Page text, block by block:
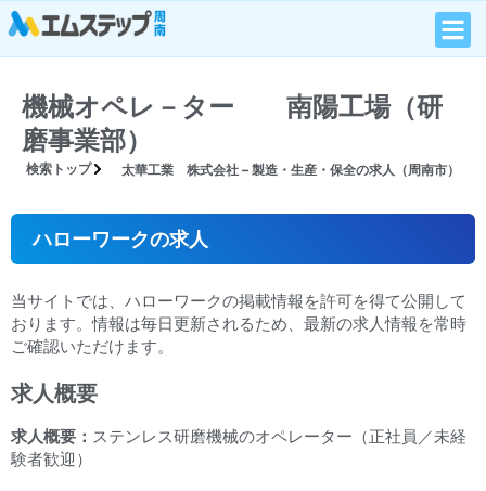
機械オペレ－ター 南陽工場（研
磨事業部）
検索トップ 太華工業 株式会社 – 製造・生産・保全の求人（周南市）
ハローワークの求人
当サイトでは、ハローワークの掲載情報を許可を得て公開して
おります。情報は毎日更新されるため、最新の求人情報を常時
ご確認いただけます。
求人概要
求人概要： ステンレス研磨機械のオペレーター（正社員／未経
験者歓迎）